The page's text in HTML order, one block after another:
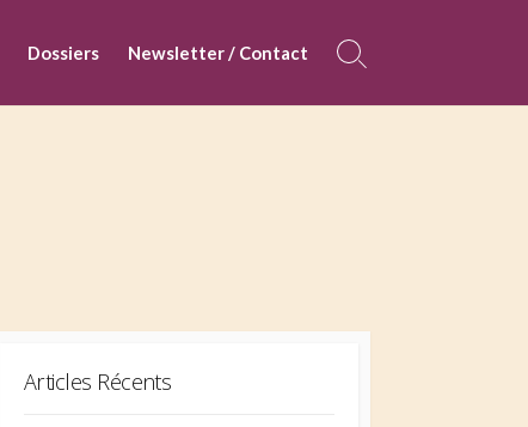
Dossiers Newsletter / Contact
Search
Articles Récents